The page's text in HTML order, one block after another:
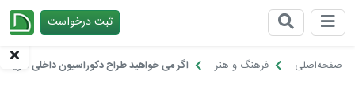
ثبت درخواست
صفحه‌اصلی فرهنگ و هنر اگر می خواهید طراح دکوراسیون داخلی شوید!